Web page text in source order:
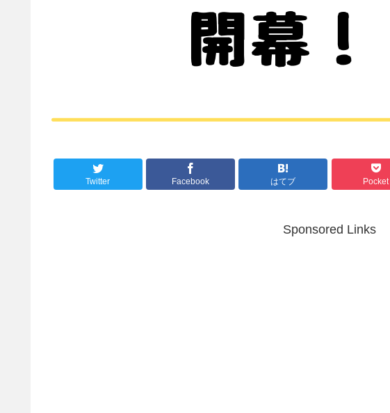
Twitter Facebook はてブ Pocket
Sponsored Links